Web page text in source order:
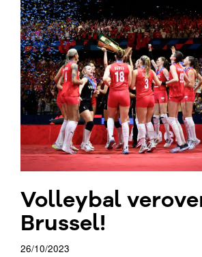
Volleybal
Brussel!
26/10/2023